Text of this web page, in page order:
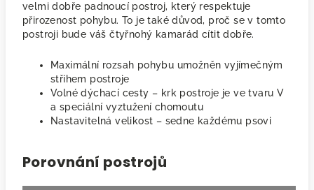
velmi dobře padnoucí postroj, který respektuje
přirozenost pohybu. To je také důvod, proč se v tomto
postroji bude váš čtyřnohý kamarád cítit dobře.
Maximální rozsah pohybu umožněn vyjímečným
střihem postroje
Volné dýchací cesty – krk postroje je ve tvaru V
a speciální vyztužení chomoutu
Nastavitelná velikost – sedne každému psovi
Porovnání postrojů